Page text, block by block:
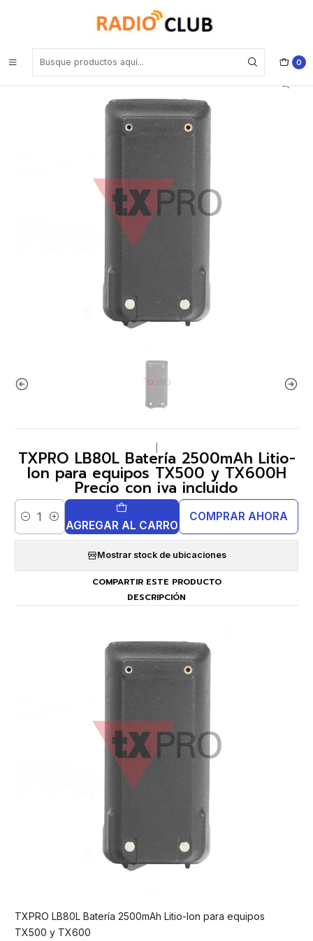
0
TXPRO LB80L Batería 2500mAh Litio-Ion para equipos TX500 y
TX600H Precio con iva incluido
TXPRO LB80L Batería 2500mAh Litio-
Ion para equipos TX500 y TX600H
Precio con iva incluido
Cantidad AGREGAR AL CARRO
COMPRAR AHORA
Mostrar stock de ubicaciones
COMPARTIR ESTE PRODUCTO
DESCRIPCIÓN
TXPRO LB80L Batería 2500mAh Litio-Ion para equipos
TX500 y TX600